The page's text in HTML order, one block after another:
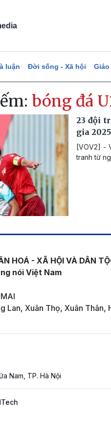
luận Đời sống - Xã hội
bóng đá
23 đội
gia 2025
[VOV2] -
tranh từ
HOÁ - XÃ HỘI VÀ DÂN
nói Việt Nam
Lan, Xuân Thọ, Xuân Thân,
Nam, TP. Hà Nội